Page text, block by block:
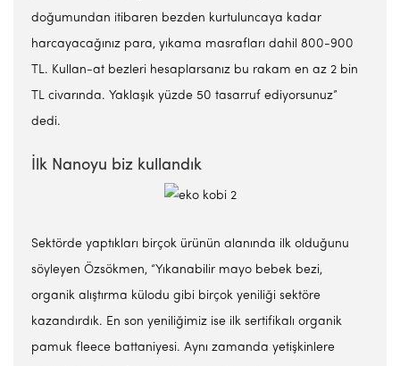
doğumundan itibaren bezden kurtuluncaya kadar
harcayacağınız para, yıkama masrafları dahil 800-900
TL. Kullan-at bezleri hesaplarsanız bu rakam en az 2 bin
TL civarında. Yaklaşık yüzde 50 tasarruf ediyorsunuz”
dedi.
İlk Nanoyu biz kullandık
Sektörde yaptıkları birçok ürünün alanında ilk olduğunu
söyleyen Özsökmen, “Yıkanabilir mayo bebek bezi,
organik alıştırma külodu gibi birçok yeniliği sektöre
kazandırdık. En son yeniliğimiz ise ilk sertifikalı organik
pamuk fleece battaniyesi. Aynı zamanda yetişkinlere